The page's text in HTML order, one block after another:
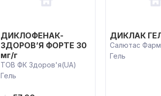
ДИКЛОФЕНАК-
ЗДОРОВ’Я ФОРТЕ 30
мг/г
ТОВ ФК Здоров'я(UA)
Гель
ДИКЛАК
Салютас
Гель